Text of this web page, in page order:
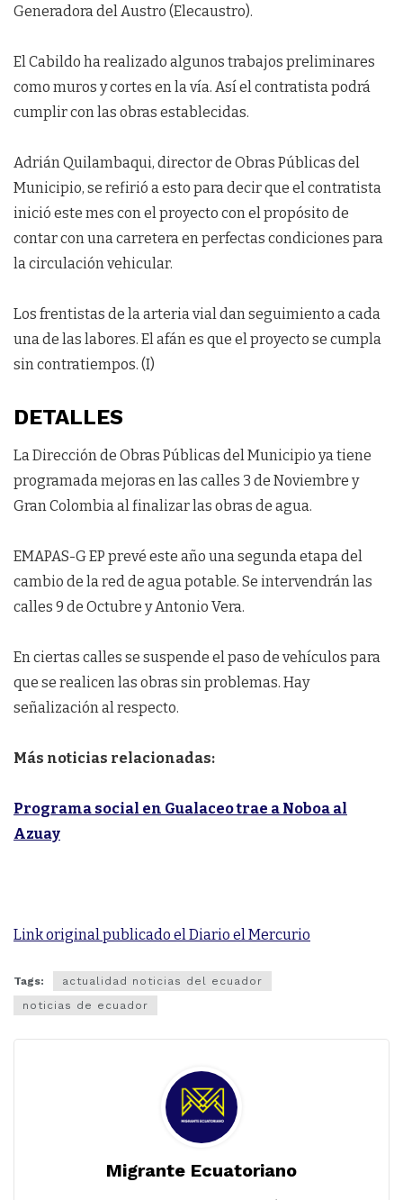
Generadora del Austro (Elecaustro).
El Cabildo ha realizado algunos trabajos preliminares
como muros y cortes en la vía. Así el contratista podrá
cumplir con las obras establecidas.
Adrián Quilambaqui, director de Obras Públicas del
Municipio, se refirió a esto para decir que el contratista
inició este mes con el proyecto con el propósito de
contar con una carretera en perfectas condiciones para
la circulación vehicular.
Los frentistas de la arteria vial dan seguimiento a cada
una de las labores. El afán es que el proyecto se cumpla
sin contratiempos. (I)
DETALLES
La Dirección de Obras Públicas del Municipio ya tiene
programada mejoras en las calles 3 de Noviembre y
Gran Colombia al finalizar las obras de agua.
EMAPAS-G EP prevé este año una segunda etapa del
cambio de la red de agua potable. Se intervendrán las
calles 9 de Octubre y Antonio Vera.
En ciertas calles se suspende el paso de vehículos para
que se realicen las obras sin problemas. Hay
señalización al respecto.
Más noticias relacionadas:
Programa social en Gualaceo trae a Noboa al
Azuay
Link original publicado el Diario el Mercurio
Tags:
actualidad noticias del ecuador
noticias de ecuador
Migrante Ecuatoriano